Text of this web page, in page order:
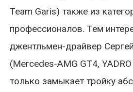
Team Garis) также из
профессионалов. Тем
джентльмен-драйвер
(Mercedes-AMG GT4,
только замыкает тройку